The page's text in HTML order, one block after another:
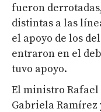
fueron
distintas a las
el apoyo de los
entraron en el
tuvo apoyo.
El ministro
Gabriela